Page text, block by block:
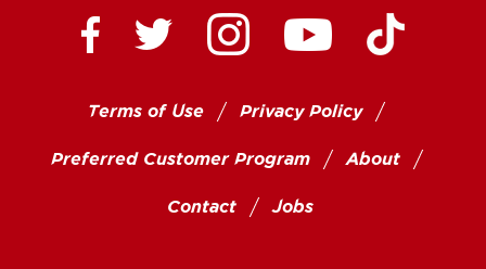
Ctown Supermarkets on Facebook
Ctown Supermarkets on
Ctown Supermarkets
Ctown Ctown
Terms of Use Privacy Policy
Preferred Customer Program About
Contact Jobs